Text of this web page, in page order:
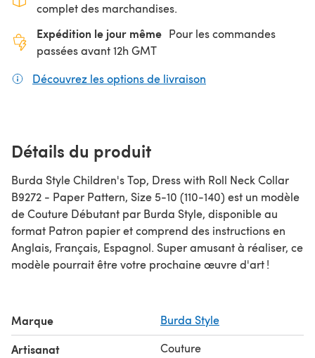
complet des marchandises.
Expédition le jour même Pour les commandes
passées avant 12h GMT
Découvrez les options de livraison
Détails du produit
Burda Style Children's Top, Dress with Roll Neck Collar
B9272 - Paper Pattern, Size 5-10 (110-140) est un modèle
de Couture Débutant par Burda Style, disponible au
format Patron papier et comprend des instructions en
Anglais, Français, Espagnol. Super amusant à réaliser, ce
modèle pourrait être votre prochaine œuvre d'art !
Marque Burda Style
Artisanat Couture